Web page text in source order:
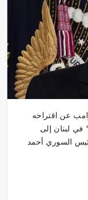
عن اقتراحه
في لبنان إلى
السوري أحمد